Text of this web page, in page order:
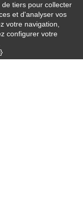
tiers pour collecter
et d'analyser vos
votre navigation,
configurer votre